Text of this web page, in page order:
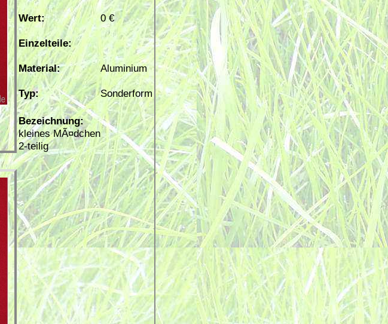
Wert:
Einzelteile:
Material:
Typ:
0 €
Aluminium
Sonderform
Bezeichnung:
kleines MÃ¤dchen
2-teilig